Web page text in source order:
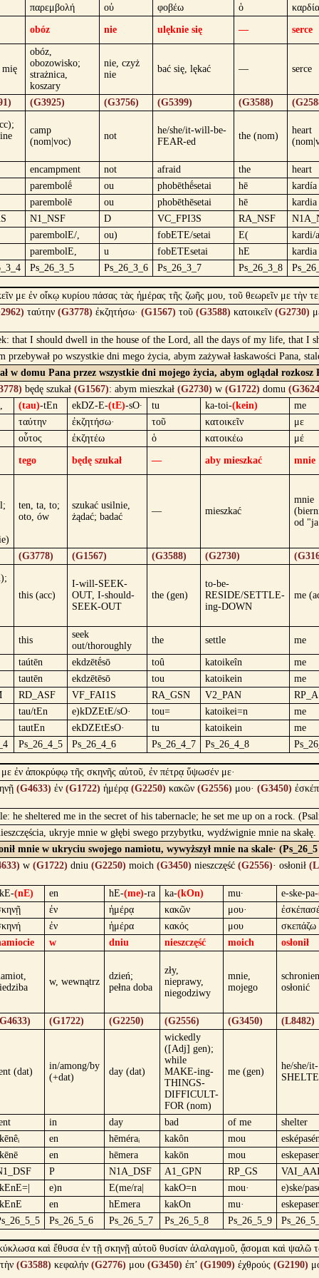
παρεμβολή οὐ φοβέω ὁ καρδία
obóz nie ulęknie się — serce
mię
obóz,
obozowisko;
strażnica,
koszary
nie, czyż
nie
bać się, lękać — serce
(G3925) (G3756) (G5399) (G3588)
camp
(nom|voc)
not
he/she/it-will-be-
FEAR-ed
the (nom)
heart
encampment not afraid the
heart
parembolḗ
ou phobēthḗsetai hē
kardía
parembolē
ou phobēthēsetai hē
kardia
N1_NSF D VC_FPI3S RA_NSF
parembolE/,
ou) fobETE/setai E(
kardi/a
parembolE,
u fobETEsetai hE
kardia
Ps_26_3_5 Ps_26_3_6 Ps_26_3_7 Ps_26_3_8
με ἐν οἴκῳ κυρίου πάσας τὰς ἡμέρας τῆς ζωῆς μου, τοῦ θεωρεῖν με τὴν
ταύτην (G3778) ἐκζητήσω· (G1567) τοῦ (G3588) κατοικεῖν (G2730)
that I should dwell in the house of the Lord, all the days of my life, that I
po wszystkie dni mego życia, abym zażywał łaskawości Pana,
w domu Pana przez wszystkie dni mojego życia, abym oglądał
będę szukał (G1567): abym mieszkał (G2730) w (G1722) domu
(tau)-tEn ekDZ-E-(tE)-sO· tu ka-toi-(kein)
me
ταύτην
ἐκζητήσω· τοῦ κατοικεῖν
με
οὗτος
ἐκζητέω ὁ κατοικέω μέ
tego będę szukał — aby mieszkać mnie
ten, ta, to;
oto, ów
szukać usilnie,
żądać; badać
— mieszkać
mnie
od
(G3778) (G1567) (G3588) (G2730)
this (acc)
I-will-SEEK-
OUT, I-should-
SEEK-OUT
the (gen)
to-be-
RESIDE/SETTLE-
ing-DOWN
me
this
seek
out/thoroughly
the settle me
taútēn ekdzētḗsō toû katoikeîn
me
tautēn
ekdzētēsō tou katoikein
me
RD_ASF VF_FAI1S RA_GSN V2_PAN
tau/tEn
e)kDZEtE/sO· tou= katoikei=n
me
tautEn
ekDZEtEsO· tu katoikein
me
Ps_26_4_5 Ps_26_4_6 Ps_26_4_7 Ps_26_4_8
ἐν ἀποκρύφῳ τῆς σκηνῆς αὐτοῦ, ἐν πέτρᾳ ὕψωσέν με·
(G4633) ἐν (G1722) ἡμέρᾳ (G2250) κακῶν (G2556) μου· (G3450)
he sheltered me in the secret of his tabernacle; he set me up on a rock.
ukryje mnie w głębi swego przybytku, wydźwignie mnie na
mnie w ukryciu swojego namiotu, wywyższył mnie na skale·
w (G1722) dniu (G2250) moich (G3450) nieszczęść (G2556)· osłonił
(nE) en hE-(me)-ra ka-(kOn) mu· e-ske-pa-
ἐν ἡμέρᾳ κακῶν μου·
ἐν ἡμέρα κακός μου
σκεπάζω
w dniu nieszczęść moich osłonił
w, wewnątrz
dzień;
pełna doba
zły,
nieprawy,
niegodziwy
mnie,
mojego
osłonić
(G1722) (G2250) (G2556) (G3450) (L8482)
(dat)
in/among/by
(+dat)
day (dat)
wickedly
([Adj] gen);
while
MAKE-ing-
THINGS-
DIFFICULT-
FOR (nom)
me (gen)
he/she/it-
in day bad of me
shelter
en hēméraᵢ kakôn mou
en hēmera kakōn mou
P N1A_DSF A1_GPN RP_GS
e)n E(me/ra| kakO=n mou·
e)ske/
en hEmera kakOn mu·
Ps_26_5_6 Ps_26_5_7 Ps_26_5_8 Ps_26_5_9
καὶ ἔθυσα ἐν τῇ σκηνῇ αὐτοῦ θυσίαν ἀλαλαγμοῦ, ᾄσομαι καὶ ψαλῶ
(G3588) κεφαλήν (G2776) μου (G3450) ἐπ’ (G1909) ἐχθρούς (G2190)